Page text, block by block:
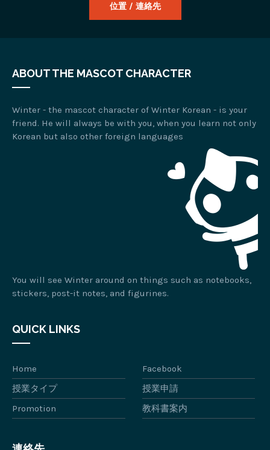
位置 / 連絡先
ABOUT THE MASCOT CHARACTER
Winter - the mascot character of Winter Korean - is your
friend. He will always be with you, when you learn not only
Korean but also other foreign languages
You will see Winter around on things such as notebooks,
stickers, post-it notes, and figurines.
QUICK LINKS
Home
Facebook
授業タイプ
授業申請
Promotion
教科書案内